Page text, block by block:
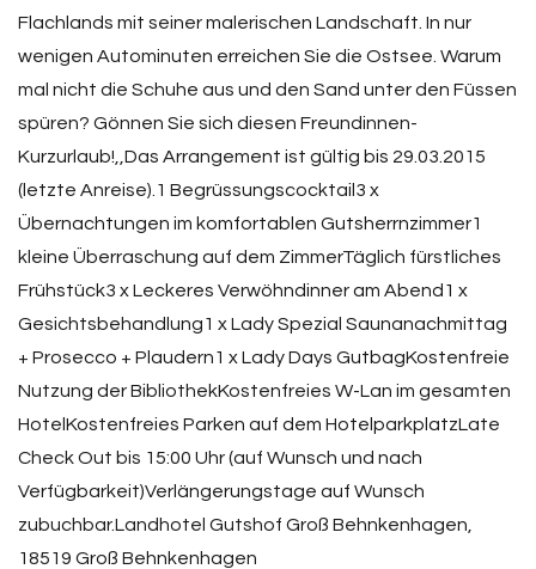
Flachlands mit seiner malerischen Landschaft. In nur
wenigen Autominuten erreichen Sie die Ostsee. Warum
mal nicht die Schuhe aus und den Sand unter den Füssen
spüren? Gönnen Sie sich diesen Freundinnen-
Kurzurlaub!,,Das Arrangement ist gültig bis 29.03.2015
(letzte Anreise).1 Begrüssungscocktail3 x
Übernachtungen im komfortablen Gutsherrnzimmer1
kleine Überraschung auf dem ZimmerTäglich fürstliches
Frühstück3 x Leckeres Verwöhndinner am Abend1 x
Gesichtsbehandlung1 x Lady Spezial Saunanachmittag
+ Prosecco + Plaudern1 x Lady Days GutbagKostenfreie
Nutzung der BibliothekKostenfreies W-Lan im gesamten
HotelKostenfreies Parken auf dem HotelparkplatzLate
Check Out bis 15:00 Uhr (auf Wunsch und nach
Verfügbarkeit)Verlängerungstage auf Wunsch
zubuchbar.Landhotel Gutshof Groß Behnkenhagen,
18519 Groß Behnkenhagen